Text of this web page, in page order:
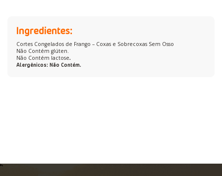
Ingredientes:
Cortes Congelados de Frango – Coxas e Sobrecoxas Sem Osso
Não Contém glúten.
Não Contém lactose.
Alergênicos: Não Contém.